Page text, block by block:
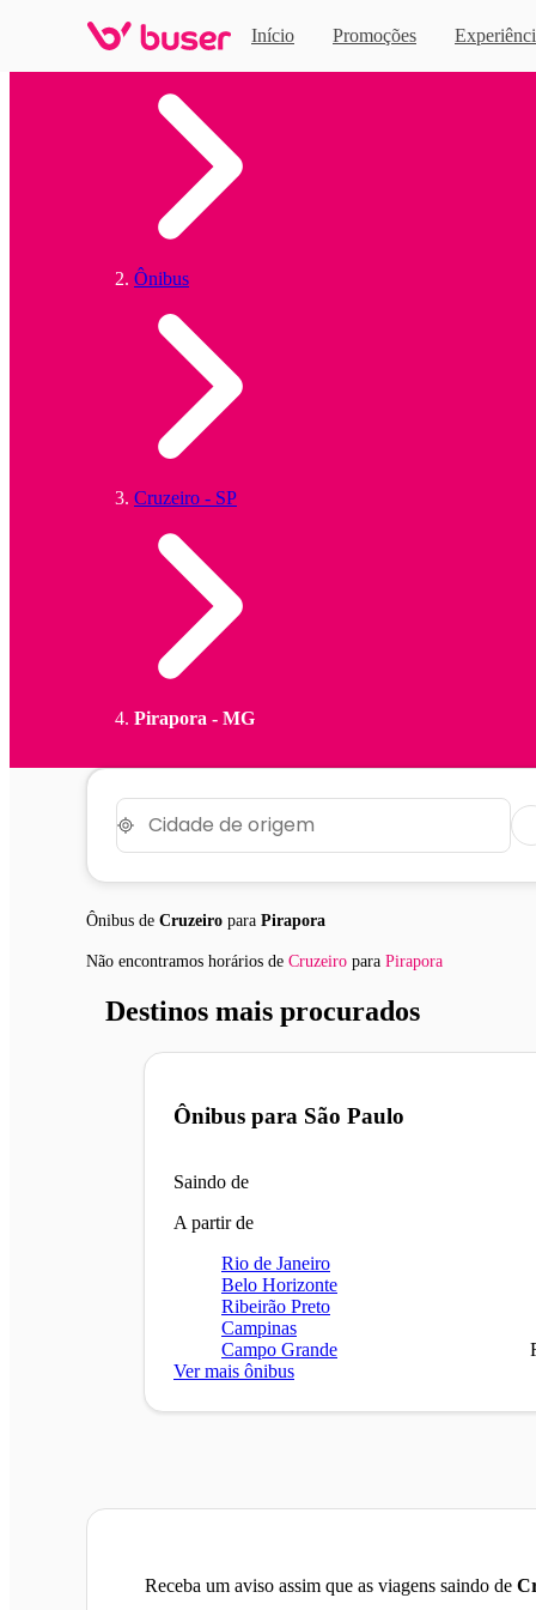
Início Promoções
Ônibus
Cruzeiro - SP
Pirapora - MG
Ônibus de Cruzeiro para Pirapora
Não encontramos horários de Cruzeiro para Pirapora
Destinos mais procurados
Ônibus para São Paulo
Saindo de
A partir de
Rio de Janeiro
Belo Horizonte
Ribeirão Preto
Campinas
Campo Grande
Ver mais ônibus
Receba um aviso assim que as viagens saindo de